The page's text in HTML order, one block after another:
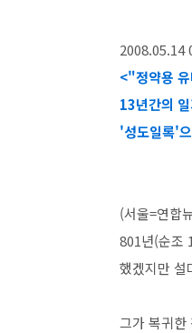
2008.05.14
<"정약용
13년간의
'성도일록'
(서울=연합
801년(순조
했겠지만 설
그가 복귀한